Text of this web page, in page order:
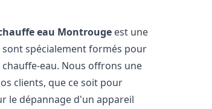
eau Montrouge est une
spécialement formés pour
eau. Nous offrons une
clients, que ce soit pour
le dépannage d'un appareil